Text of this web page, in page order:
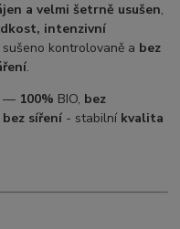
a velmi šetrně usušen,
intenzivní
sušeno kontrolovaně a bez
.
— 100% BIO, bez
síření - stabilní kvalita